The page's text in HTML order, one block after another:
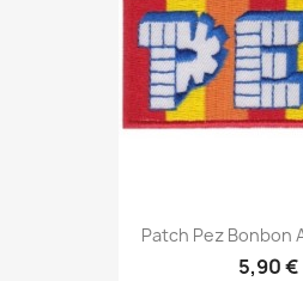
Patch Pez Bonbon
5,90 €